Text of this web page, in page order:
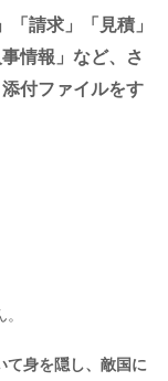
「請求」「見積」
情報」など、さ
付ファイルをす
て身を隠し、敵国に